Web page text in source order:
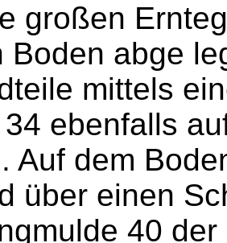
großen
Boden abge
mittels
ebenfalls
Auf dem
über einen
40